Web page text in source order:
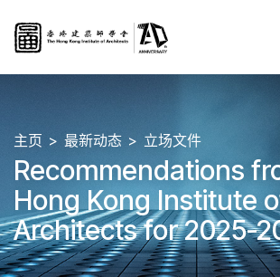
主页 最新动态 立场文件
Recommendations
Hong Kong Institute
Architects for 2025-
Policy Address